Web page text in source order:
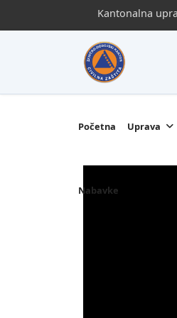
Kantonalna
Početna Uprava
Nabavke